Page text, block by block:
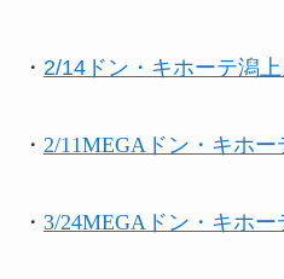
・ 2/14ドン・キホーテ潟
・ 2/11MEGAドン・キホ
・ 3/24MEGAドン・キホ